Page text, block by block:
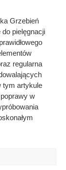
Grzebień
pielęgnacji
regularna
tym artykule
w